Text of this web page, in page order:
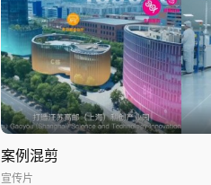
案例混剪
宣传片